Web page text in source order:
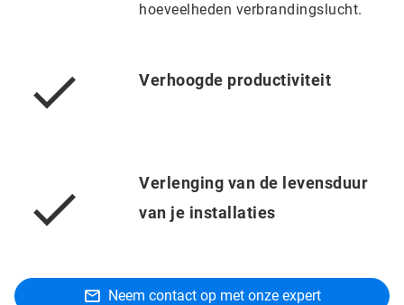
hoeveelheden verbrandingslucht.
Verhoogde productiviteit
Verlenging van de levensduur
van je installaties
Neem contact op met onze expert